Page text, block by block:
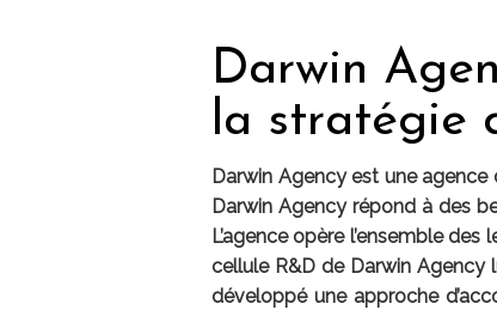
Darwin
la stratégie
Darwin Agency est une agence
Darwin Agency répond à des
L’agence opère l’ensemble des
cellule R&D de Darwin
développé une approche